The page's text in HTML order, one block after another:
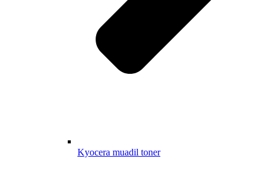
Kyocera muadil toner